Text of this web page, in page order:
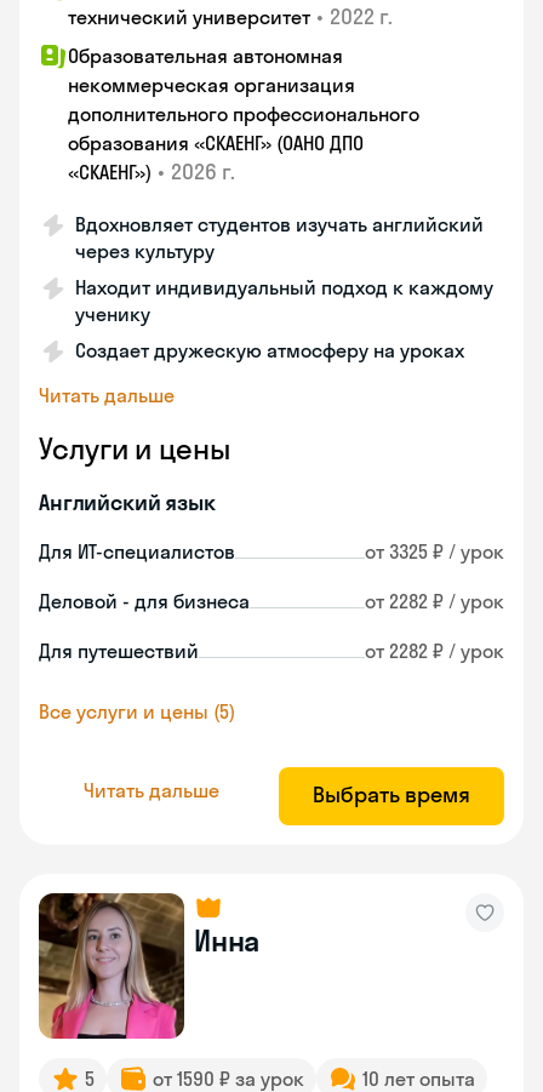
технический университет • 2022 г.
Образовательная автономная
некоммерческая организация
дополнительного профессионального
образования «СКАЕНГ» (ОАНО ДПО
«СКАЕНГ») • 2026 г.
Вдохновляет студентов изучать английский
через культуру
Находит индивидуальный подход к каждому
ученику
Создает дружескую атмосферу на уроках
Читать дальше
Услуги и цены
Английский язык
Для ИТ-специалистов от 3325 ₽ / урок
Деловой - для бизнеса от 2282 ₽ / урок
Для путешествий от 2282 ₽ / урок
Все услуги и цены (5)
Читать дальше Выбрать время
Инна
5 от 1590 ₽ за урок 10 лет опыта